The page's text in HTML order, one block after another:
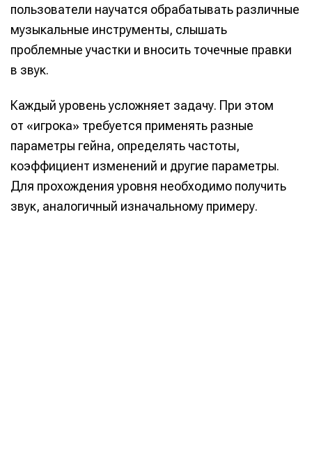
Информация
Редакционная политика (в разработке)
Предложение новостей Помощь проекту
Информация
Редакционная политика (в разработке)
Предложение новостей Помощь проекту
пользователи научатся обрабатывать различные
музыкальные инструменты, слышать
проблемные участки и вносить точечные правки
в звук.
Каждый уровень усложняет задачу. При этом
от «игрока» требуется применять разные
параметры гейна, определять частоты,
коэффициент изменений и другие параметры.
Для прохождения уровня необходимо получить
звук, аналогичный изначальному примеру.